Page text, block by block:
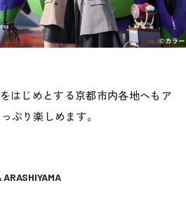
をはじめとする京都市内各地へもア
ぷり楽しめます。